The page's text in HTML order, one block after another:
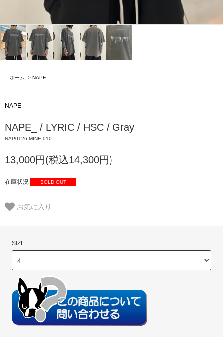
ホーム > NAPE_
NAPE_
NAPE_ / LYRIC / HSC / Gray
NAP0126-MINE-010
13,000円(税込14,300円)
在庫状況 SOLD OUT
お気に入り
SIZE